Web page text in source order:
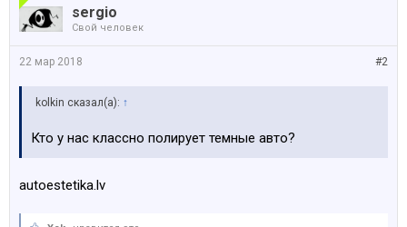
sergio
Свой человек
#2
22 мар 2018
kolkin сказал(а): ↑
Кто у нас классно полирует темные авто?
autoestetika.lv